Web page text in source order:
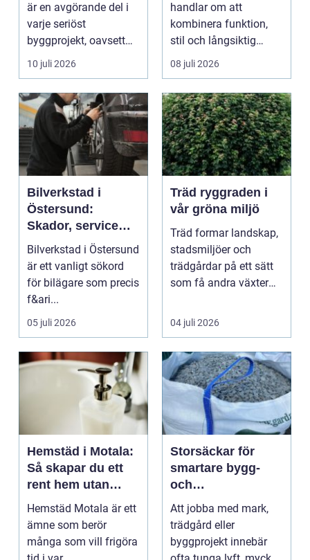
är en avgörande del i
varje seriöst
byggprojekt, oavsett
om det handlar om en
10 juli 2026
handlar om att
kombinera funktion,
stil och långsiktig
ekonomi i samma p...
08 juli 2026
Bilverkstad i
Östersund:
Skador, service
och smarta val för
din bil
Bilverkstad i Östersund
är ett vanligt sökord
för bilägare som precis
f&ari...
05 juli 2026
Träd ryggraden i
vår gröna miljö
Träd formar landskap,
stadsmiljöer och
trädgårdar på ett sätt
som få andra växter
04 juli 2026
Hemstäd i Motala:
Så skapar du ett
rent hem utan
stress
Hemstäd Motala är ett
ämne som berör
många som vill frigöra
Storsäckar för
smartare bygg-
och
trädgårdsprojekt
Att jobba med mark,
trädgård eller
byggprojekt innebär